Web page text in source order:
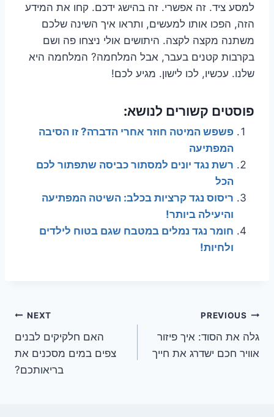
למסע ציד. זה אפשרי. זה בהישג ידכם. קחו את המידע
הזה, הפכו אותו למעשים, ותראו איך השינה שלכם
משתנה מקצה לקצה. היתושים אולי ניצחו פה ושם
בקרבות קטנים בעבר, אבל המלחמה? המלחמה היא
שלנו. עכשיו, לכו לישון. מגיע לכם!
פוסטים קשורים לנושא:
פשפש המיטה חוזר אחרי הדברה? זו הסיבה
המפתיעה
רשת נגד יונים למסתור כביסה שתפתור לכם
הכל
ריסוס נגד קרציות בכלב: השיטה המפתיעה
והיעילה ביותר!
חומר נגד נמלים במטבח שגם בטוח לילדים
ולחיות!
ניווט
PREVIOUS
גלה את הסוד: איך פיזור
אוויר חכם ישדרג את חייך
NEXT
האם חלקיקים לבנים
צפים במים מסכנים את
בריאותכם?